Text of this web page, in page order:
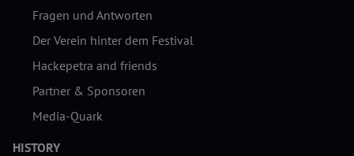
Fragen und Antworten
Der Verein hinter dem Festival
Hackepetra and friends
Partner & Sponsoren
Media-Quark
HISTORY